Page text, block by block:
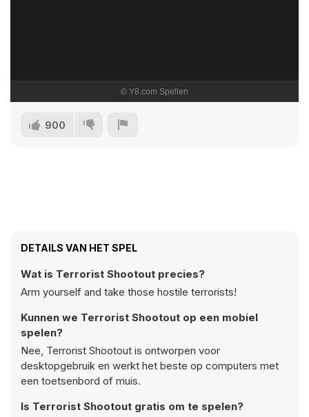
900
DETAILS VAN HET SPEL
Wat is Terrorist Shootout precies?
Arm yourself and take those hostile terrorists!
Kunnen we Terrorist Shootout op een mobiel
spelen?
Nee, Terrorist Shootout is ontworpen voor
desktopgebruik en werkt het beste op computers met
een toetsenbord of muis.
Is Terrorist Shootout gratis om te spelen?